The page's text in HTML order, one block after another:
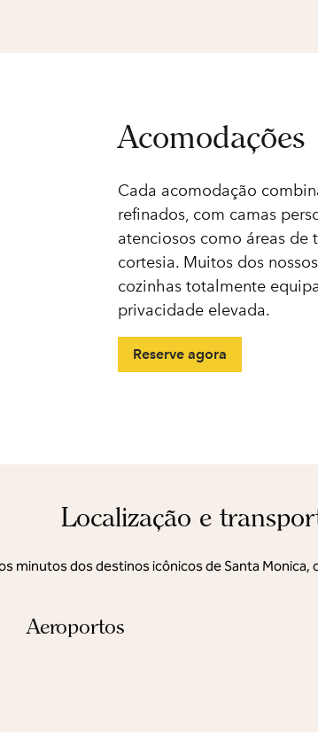
Acomodações
Cada acomodação
refinados, com camas
atenciosos como áreas de
cortesia. Muitos dos
cozinhas totalmente
privacidade elevada.
Reserve agora
Localização e
minutos dos destinos icônicos de Santa
Aeroportos